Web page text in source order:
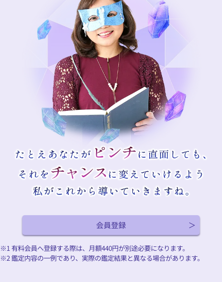
会員登録
※1 有料会員へ登録する際は、月額440円が別途必要になります。
※2 鑑定内容の一例であり、実際の鑑定結果と異なる場合があります。